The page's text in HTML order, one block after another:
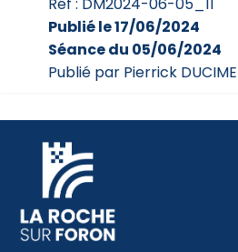
Réf : DM2024-06-05_11
Publié le 17/06/2024
Séance du 05/06/2024
Publié par Pierrick